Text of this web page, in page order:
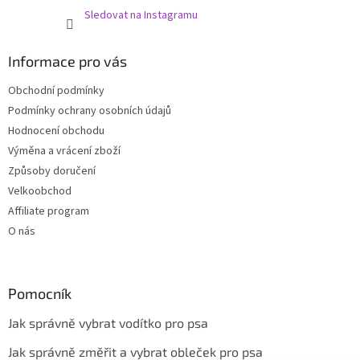
Sledovat na Instagramu
Informace pro vás
Obchodní podmínky
Podmínky ochrany osobních údajů
Hodnocení obchodu
Výměna a vrácení zboží
Způsoby doručení
Velkoobchod
Affiliate program
O nás
Pomocník
Jak správně vybrat vodítko pro psa
Jak správně změřit a vybrat obleček pro psa